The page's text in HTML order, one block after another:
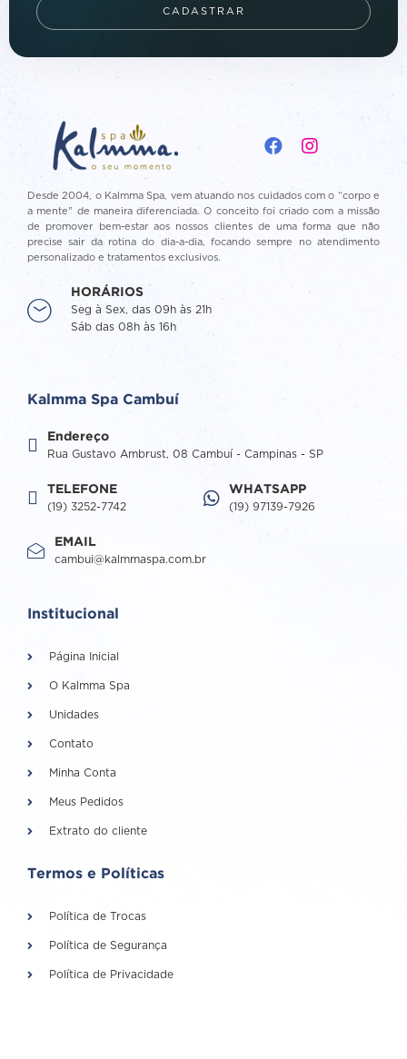
CADASTRAR
Desde 2004, o Kalmma Spa, vem atuando nos cuidados com o “corpo e
a mente” de maneira diferenciada. O conceito foi criado com a missão
de promover bem-estar aos nossos clientes de uma forma que não
precise sair da rotina do dia-a-dia, focando sempre no atendimento
personalizado e tratamentos exclusivos.
HORÁRIOS
Seg à Sex, das 09h às 21h
Sáb das 08h às 16h
Kalmma Spa Cambuí
Endereço
Rua Gustavo Ambrust, 08 Cambuí - Campinas - SP
TELEFONE
(19) 3252-7742
WHATSAPP
(19) 97139-7926
EMAIL
cambui@kalmmaspa.com.br
Institucional
Página Inicial
O Kalmma Spa
Unidades
Contato
Minha Conta
Meus Pedidos
Extrato do cliente
Termos e Políticas
Política de Trocas
Política de Segurança
Política de Privacidade